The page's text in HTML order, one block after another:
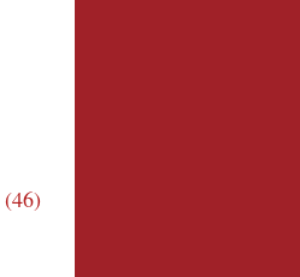
(46)